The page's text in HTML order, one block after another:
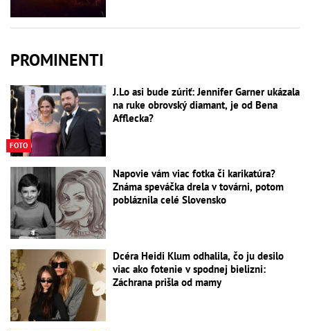
PROMINENTI
FOTO
J.Lo asi bude zúriť: Jennifer Garner ukázala
na ruke obrovský diamant, je od Bena
Afflecka?
Napovie vám viac fotka či karikatúra?
Známa speváčka drela v továrni, potom
pobláznila celé Slovensko
Dcéra Heidi Klum odhalila, čo ju desilo
viac ako fotenie v spodnej bielizni:
Záchrana prišla od mamy